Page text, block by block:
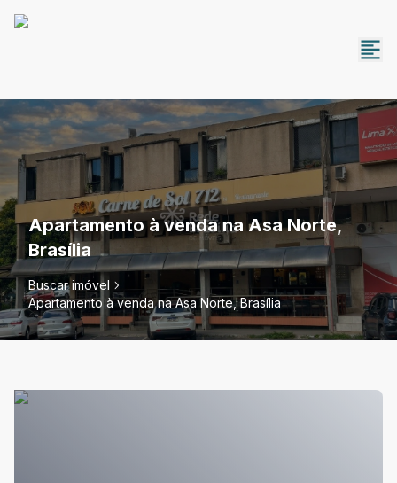
Apartamento à venda na Asa Norte,
Brasília
Buscar imóvel
Apartamento à venda na Asa Norte, Brasília